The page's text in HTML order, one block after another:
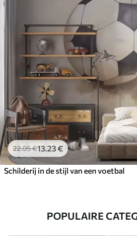
22.05€13 .23€
Schilderij in de stijl van een voetbal
POPULAIRE